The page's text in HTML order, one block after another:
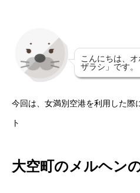
こんにちは、
ザラシ」です。
今回は、女満別空港を利用した際
ト
大空町のメルヘン